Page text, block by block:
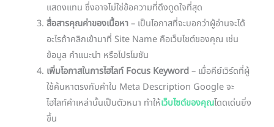
แสดงแทน ซึ่งอาจไม่ใช่ข้อความที่ดึงดูดใจที่สุด
สื่อสารคุณค่าของเนื้อหา– เป็นโอกาสที่จะบอกว่าผู้อ่านจะได้
อะไรถ้าคลิกเข้ามาที่ Site Name คือเว็บไซต์ของคุณ เช่น
ข้อมูล คำแนะนำ หรือโปรโมชัน
เพิ่มโอกาสในการไฮไลท์ Focus Keyword– เมื่อคีย์เวิร์ดที่ผู้
ใช้ค้นหาตรงกับคำใน Meta Description Google จะ
ไฮไลท์คำเหล่านั้นเป็นตัวหนา ทำให้เว็บไซต์ของคุณโดดเด่นยิ่ง
ขึ้น